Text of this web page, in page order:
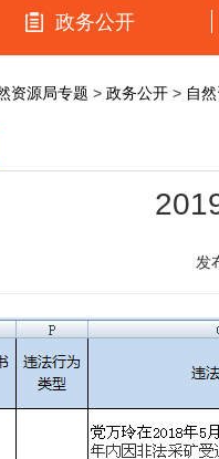
政务公开
资源局专题 > 政务公开 > 自
发